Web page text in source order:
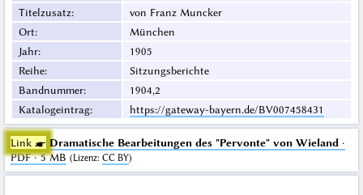
Titelzusatz:
von Franz Muncker
Ort:
München
Jahr:
1905
Reihe:
Sitzungsberichte
Bandnummer:
1904,2
Katalogeintrag: https://gateway-bayern.de/BV007458431
Link ☛ Dramatische Bearbeitungen des "Pervonte" von Wieland·
PDF · 5 MB (Lizenz: CC BY)